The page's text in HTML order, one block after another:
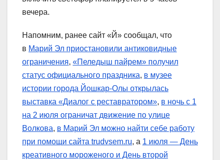
вечера.
Напомним, ранее сайт «Й» сообщал, что
в Марий Эл приостановили антиковидные
ограничения, «Пеледыш пайрем» получил
статус официального праздника, в музее
истории города Йошкар-Олы открылась
выставка «Диалог с реставратором», в ночь с 1
на 2 июля ограничат движение по улице
Волкова, в Марий Эл можно найти себе работу
при помощи сайта trudvsem.ru, а 1 июля — День
креативного мороженого и День второй